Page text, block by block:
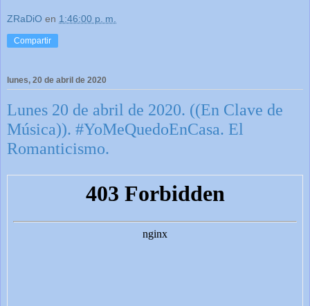
ZRaDiO en 1:46:00 p. m.
Compartir
lunes, 20 de abril de 2020
Lunes 20 de abril de 2020. ((En Clave de
Música)). #YoMeQuedoEnCasa. El
Romanticismo.